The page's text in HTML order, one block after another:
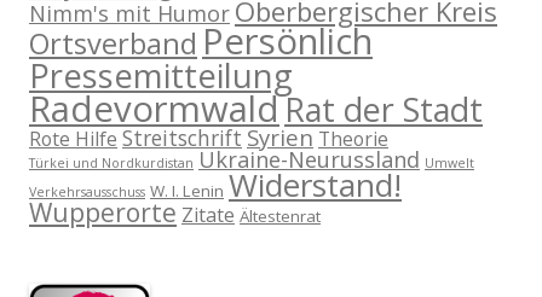
Nimm's mit Humor Oberbergischer Kreis
OrtsverbandPersönlich
Pressemitteilung
RadevormwaldRat der Stadt
Rote Hilfe Streitschrift Syrien Theorie
Türkei und Nordkurdistan Ukraine-Neurussland Umwelt
Verkehrsausschuss W. I. Lenin Widerstand!
Wupperorte Zitate Ältestenrat